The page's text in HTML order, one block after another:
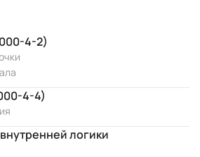
4-2)
4-4)
логики